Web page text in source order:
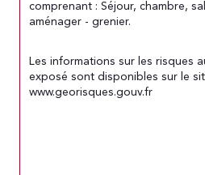
comprenant : Séjour, chambre,
aménager - grenier.
Les informations sur les risques
exposé sont disponibles sur le
www.georisques.gouv.fr